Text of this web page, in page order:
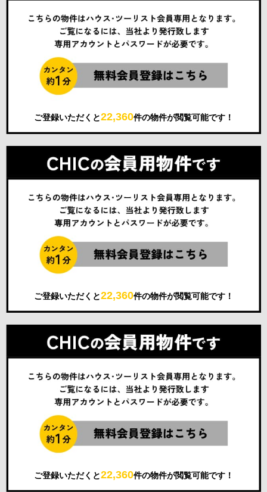
ご登録いただくと22,360件の物件が閲覧可能です！
ご登録いただくと22,360件の物件が閲覧可能です！
ご登録いただくと22,360件の物件が閲覧可能です！